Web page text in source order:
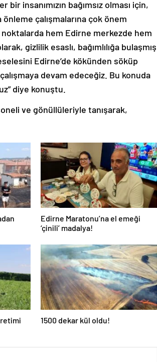
insanımızın bağımsız olması için,
önleme çalışmalarına çok önem
noktalarda hem Edirne merkezde hem
gizlilik esaslı, bağımlılığa bulaşmış
Edirne’de kökünden söküp
devam edeceğiz. Bu konuda
diye konuştu.
ve gönüllüleriyle tanışarak,
Edirne Maratonu’na el emeği
‘çinili’ madalya!
1500 dekar kül oldu!